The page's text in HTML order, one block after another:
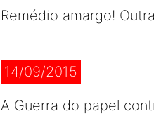
Remédio amargo!
14/09/2015
A Guerra do papel